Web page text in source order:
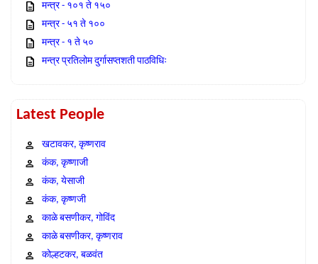
मन्त्र - १०१ ते १५०
मन्त्र - ५१ ते १००
मन्त्र - १ ते ५०
मन्त्र प्रतिलोम दुर्गासप्तशती पाठविधिः
Latest People
खटावकर, कृष्णराव
कंक, कृष्णाजी
कंक, येसाजी
कंक, कृष्णजी
काळे बसणीकर, गोविंद
काळे बसणीकर, कृष्णराव
कोल्हटकर, बळवंत